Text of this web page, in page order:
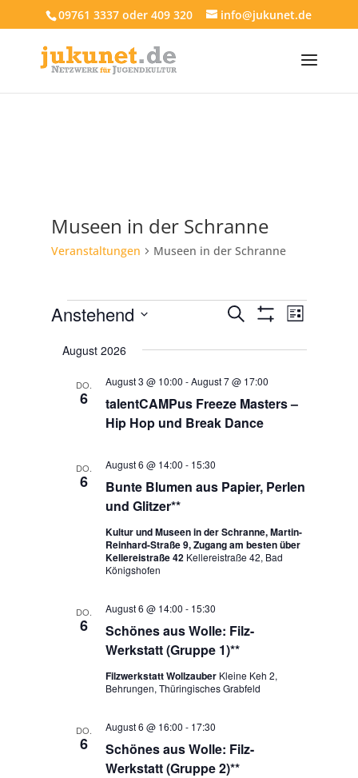
09761 3337 oder 409 320 info@jukunet.de
Museen in der Schranne
Veranstaltungen Museen in der Schranne
Veranstaltungen
und
Ansichten,
Navigation
Suche Liste
Anstehend
wählen.
August 2026
DO.
6
talentCAMPus Freeze Masters –
Hip Hop und Break Dance
August 3 @ 10:00 -August 7 @ 17:00
DO.
6
Bunte Blumen aus Papier, Perlen
und Glitzer**
August 6 @ 14:00 - 15:30
Kultur und Museen in der Schranne, Martin-
Reinhard-Straße 9, Zugang am besten über
Kellereistraße 42 Kellereistraße 42, Bad
Königshofen
DO.
6
Schönes aus Wolle: Filz-
Werkstatt (Gruppe 1)**
August 6 @ 14:00 - 15:30
Filzwerkstatt Wollzauber Kleine Keh 2,
Behrungen, Thüringisches Grabfeld
DO.
6
Schönes aus Wolle: Filz-
Werkstatt (Gruppe 2)**
August 6 @ 16:00 - 17:30